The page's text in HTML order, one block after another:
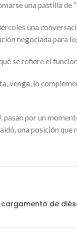
una pastilla de
una
negociada para
se refiere el
venga, lo
pasan por un
una posición
de